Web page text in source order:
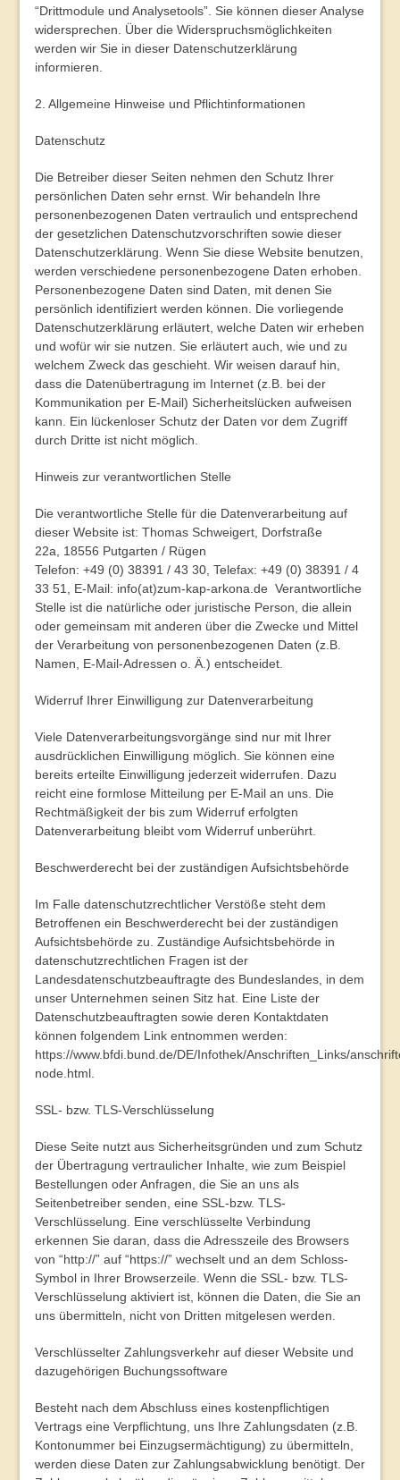
“Drittmodule und Analysetools”. Sie können dieser Analyse
widersprechen. Über die Widerspruchsmöglichkeiten
werden wir Sie in dieser Datenschutzerklärung
informieren.
2. Allgemeine Hinweise und Pflichtinformationen
Datenschutz
Die Betreiber dieser Seiten nehmen den Schutz Ihrer
persönlichen Daten sehr ernst. Wir behandeln Ihre
personenbezogenen Daten vertraulich und entsprechend
der gesetzlichen Datenschutzvorschriften sowie dieser
Datenschutzerklärung. Wenn Sie diese Website benutzen,
werden verschiedene personenbezogene Daten erhoben.
Personenbezogene Daten sind Daten, mit denen Sie
persönlich identifiziert werden können. Die vorliegende
Datenschutzerklärung erläutert, welche Daten wir erheben
und wofür wir sie nutzen. Sie erläutert auch, wie und zu
welchem Zweck das geschieht. Wir weisen darauf hin,
dass die Datenübertragung im Internet (z.B. bei der
Kommunikation per E-Mail) Sicherheitslücken aufweisen
kann. Ein lückenloser Schutz der Daten vor dem Zugriff
durch Dritte ist nicht möglich.
Hinweis zur verantwortlichen Stelle
Die verantwortliche Stelle für die Datenverarbeitung auf
dieser Website ist: Thomas Schweigert, Dorfstraße
22a, 18556 Putgarten / Rügen
Telefon: +49 (0) 38391 / 43 30, Telefax: +49 (0) 38391 / 4
33 51, E-Mail: info(at)zum-kap-arkona.de Verantwortliche
Stelle ist die natürliche oder juristische Person, die allein
oder gemeinsam mit anderen über die Zwecke und Mittel
der Verarbeitung von personenbezogenen Daten (z.B.
Namen, E-Mail-Adressen o. Ä.) entscheidet.
Widerruf Ihrer Einwilligung zur Datenverarbeitung
Viele Datenverarbeitungsvorgänge sind nur mit Ihrer
ausdrücklichen Einwilligung möglich. Sie können eine
bereits erteilte Einwilligung jederzeit widerrufen. Dazu
reicht eine formlose Mitteilung per E-Mail an uns. Die
Rechtmäßigkeit der bis zum Widerruf erfolgten
Datenverarbeitung bleibt vom Widerruf unberührt.
Beschwerderecht bei der zuständigen Aufsichtsbehörde
Im Falle datenschutzrechtlicher Verstöße steht dem
Betroffenen ein Beschwerderecht bei der zuständigen
Aufsichtsbehörde zu. Zuständige Aufsichtsbehörde in
datenschutzrechtlichen Fragen ist der
Landesdatenschutzbeauftragte des Bundeslandes, in dem
unser Unternehmen seinen Sitz hat. Eine Liste der
Datenschutzbeauftragten sowie deren Kontaktdaten
können folgendem Link entnommen werden:
https://www.bfdi.bund.de/DE/Infothek/Anschriften_Links/
node.html.
SSL- bzw. TLS-Verschlüsselung
Diese Seite nutzt aus Sicherheitsgründen und zum Schutz
der Übertragung vertraulicher Inhalte, wie zum Beispiel
Bestellungen oder Anfragen, die Sie an uns als
Seitenbetreiber senden, eine SSL-bzw. TLS-
Verschlüsselung. Eine verschlüsselte Verbindung
erkennen Sie daran, dass die Adresszeile des Browsers
von “http://” auf “https://” wechselt und an dem Schloss-
Symbol in Ihrer Browserzeile. Wenn die SSL- bzw. TLS-
Verschlüsselung aktiviert ist, können die Daten, die Sie an
uns übermitteln, nicht von Dritten mitgelesen werden.
Verschlüsselter Zahlungsverkehr auf dieser Website und
dazugehörigen Buchungssoftware
Besteht nach dem Abschluss eines kostenpflichtigen
Vertrags eine Verpflichtung, uns Ihre Zahlungsdaten (z.B.
Kontonummer bei Einzugsermächtigung) zu übermitteln,
werden diese Daten zur Zahlungsabwicklung benötigt. Der